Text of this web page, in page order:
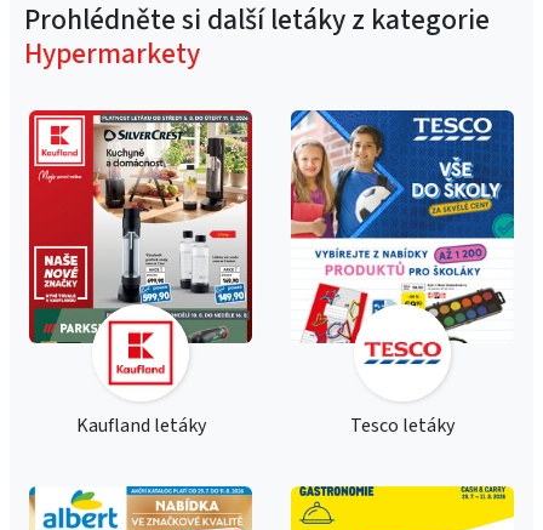
Prohlédněte si další letáky z kategorie
Hypermarkety
Kaufland letáky Tesco letáky